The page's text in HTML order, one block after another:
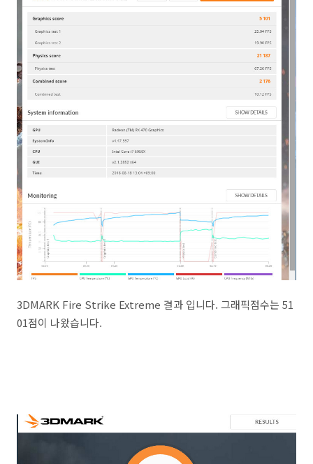
3DMARK Fire Strike Extreme 결과 입니다. 그래픽점수는 51
01점이 나왔습니다.